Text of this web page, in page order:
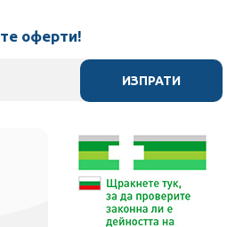
оферти!
ИЗПРАТИ